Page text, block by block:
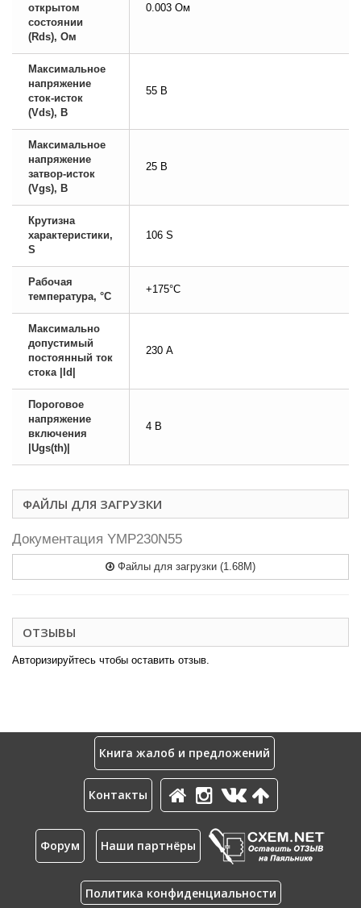
открытом
состоянии
(Rds), Ом
0.003 Ом
Максимальное
напряжение
сток-исток
(Vds), В
55 В
Максимальное
напряжение
затвор-исток
(Vgs), В
25 В
Крутизна
характеристики,
S
106 S
Рабочая
температура, °C
+175°C
Максимально
допустимый
постоянный ток
стока |Id|
230 А
Пороговое
напряжение
включения
|Ugs(th)|
4 В
ФАЙЛЫ ДЛЯ ЗАГРУЗКИ
Документация YMP230N55
Файлы для загрузки (1.68M)
ОТЗЫВЫ
Авторизируйтесь чтобы оставить отзыв.
Книга жалоб и предложений
Контакты
Форум Наши партнёры
Политика конфиденциальности